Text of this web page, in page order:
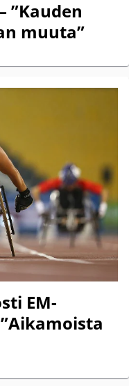
”Kauden
muuta”
EM-